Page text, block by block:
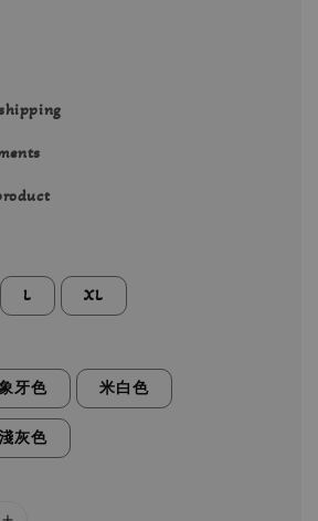
L XL
牙色 米白色
灰色